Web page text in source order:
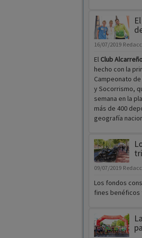
16/07/2019
El Club
hecho con la
Campeonato
y Socorrismo,
semana en la
más de 400
geografía
09/07/2019
Los fondos
fines benéficos